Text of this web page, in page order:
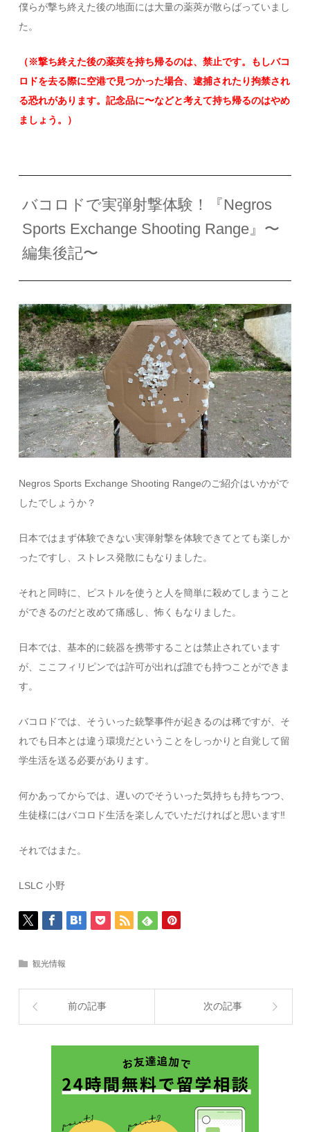
僕らが撃ち終えた後の地面には大量の薬莢が散らばっていまし
た。
（※撃ち終えた後の薬莢を持ち帰るのは、禁止です。もしバコ
ロドを去る際に空港で見つかった場合、逮捕されたり拘禁され
る恐れがあります。記念品に〜などと考えて持ち帰るのはやめ
ましょう。）
バコロドで実弾射撃体験！『Negros
Sports Exchange Shooting Range』〜
編集後記〜
Negros Sports Exchange Shooting Rangeのご紹介はいかがで
したでしょうか？
日本ではまず体験できない実弾射撃を体験できてとても楽しか
ったですし、ストレス発散にもなりました。
それと同時に、ピストルを使うと人を簡単に殺めてしまうこと
ができるのだと改めて痛感し、怖くもなりました。
日本では、基本的に銃器を携帯することは禁止されています
が、ここフィリピンでは許可が出れば誰でも持つことができま
す。
バコロドでは、そういった銃撃事件が起きるのは稀ですが、そ
れでも日本とは違う環境だということをしっかりと自覚して留
学生活を送る必要があります。
何かあってからでは、遅いのでそういった気持ちも持ちつつ、
生徒様にはバコロド生活を楽しんでいただければと思います‼︎
それではまた。
LSLC 小野
観光情報
前の記事 次の記事